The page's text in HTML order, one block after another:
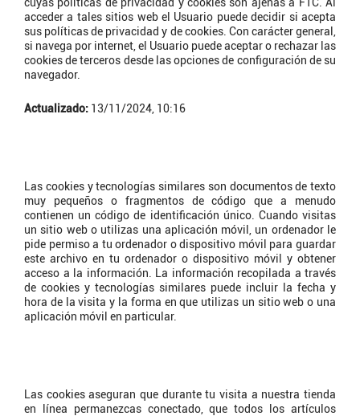
acceder a tales sitios web el Usuario puede decidir si acepta
sus políticas de privacidad y de cookies. Con carácter general,
si navega por internet, el Usuario puede aceptar o rechazar las
cookies de terceros desde las opciones de configuración de su
navegador.
Actualizado: 13/11/2024, 10:16
Las cookies y tecnologías similares son documentos de texto
muy pequeños o fragmentos de código que a menudo
contienen un código de identificación único. Cuando visitas
un sitio web o utilizas una aplicación móvil, un ordenador le
pide permiso a tu ordenador o dispositivo móvil para guardar
este archivo en tu ordenador o dispositivo móvil y obtener
acceso a la información. La información recopilada a través
de cookies y tecnologías similares puede incluir la fecha y
hora de la visita y la forma en que utilizas un sitio web o una
aplicación móvil en particular.
Las cookies aseguran que durante tu visita a nuestra tienda
en línea permanezcas conectado, que todos los artículos